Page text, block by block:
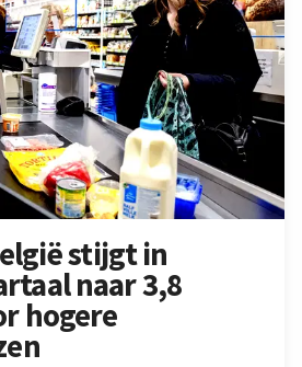
stijgt in
naar 3,8
hogere